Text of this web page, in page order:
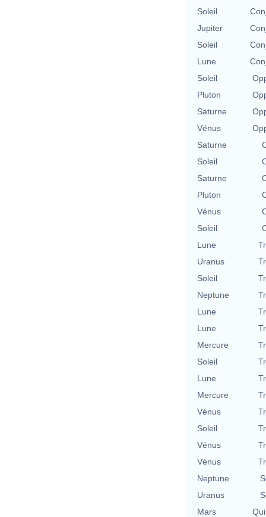
Soleil
Jupiter
Soleil
Lune
Soleil
Pluton
Saturne
Vénus
Saturne
Soleil
Saturne
Pluton
Vénus
Soleil
Lune
Uranus
Soleil
Neptune
Lune
Lune
Mercure
Soleil
Lune
Mercure
Vénus
Soleil
Vénus
Vénus
Neptune
Uranus
Mars